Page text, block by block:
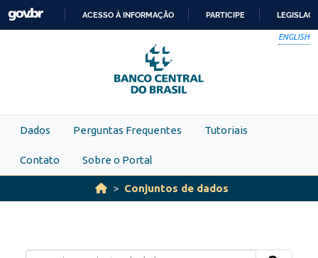
Skip to main content
PARA
O
CONTEÚDO
ACESSO À INFORMAÇÃO PARTICIPE
ENGLISH
Dados Perguntas Frequentes Tutoriais
Contato Sobre o Portal
Conjuntos de dados